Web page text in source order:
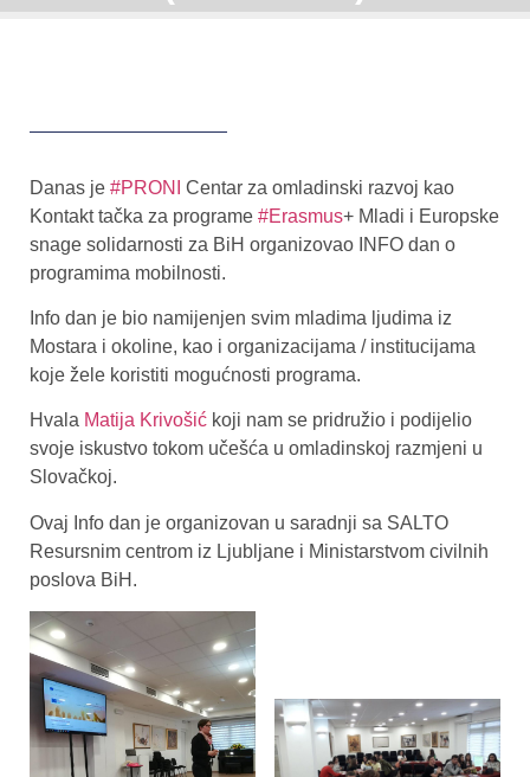
Danas je #PRONI
Centar za omladinski razvoj kao
Kontakt tačka za programe #Erasmus+ Mladi i Europske
snage solidarnosti za BiH organizovao INFO dan o
programima mobilnosti.
Info dan je bio namijenjen svim mladima ljudima iz
Mostara i okoline, kao i organizacijama / institucijama
koje žele koristiti mogućnosti programa.
Hvala Matija Krivošić koji nam se pridružio i podijelio
svoje iskustvo tokom učešća u omladinskoj razmjeni u
Slovačkoj.
Ovaj Info dan je organizovan u saradnji sa SALTO
Resursnim centrom iz Ljubljane i Ministarstvom civilnih
poslova BiH.